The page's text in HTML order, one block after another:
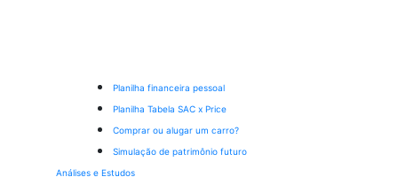
Planilha financeira pessoal
Planilha Tabela SAC x Price
Comprar ou alugar um carro?
Simulação de patrimônio futuro
Análises e Estudos